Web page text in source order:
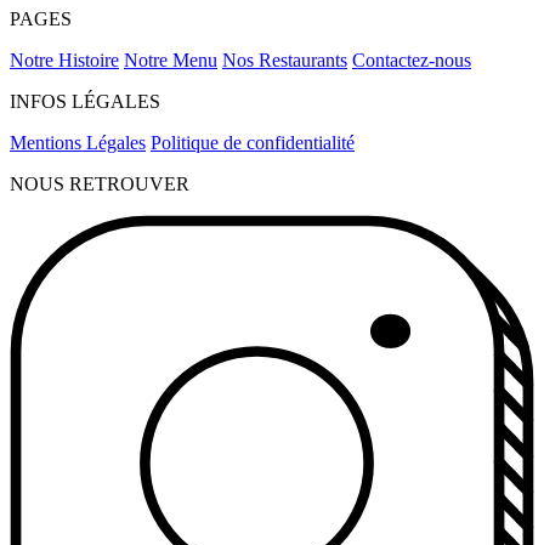
PAGES
Notre Histoire Notre Menu Nos Restaurants Contactez-nous
INFOS LÉGALES
Mentions Légales Politique de confidentialité
NOUS RETROUVER